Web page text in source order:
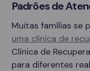
Padrões de
Muitas famílias se
uma clínica de
Clínica de
para diferentes